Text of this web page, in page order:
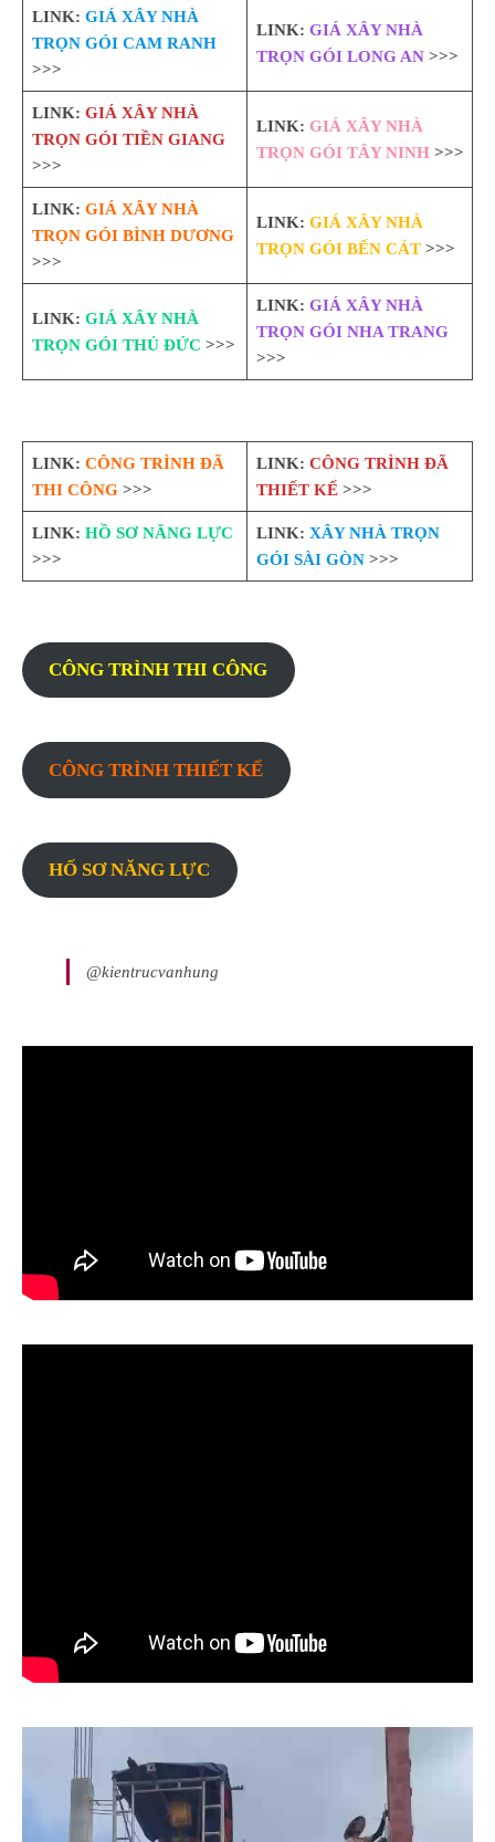
LINK: GIÁ XÂY NHÀ
TRỌN GÓI CAM RANH
>>>
LINK: GIÁ XÂY NHÀ
TRỌN GÓI LONG AN>>>
LINK: GIÁ XÂY NHÀ
TRỌN GÓI TIỀN GIANG
>>>
LINK: GIÁ XÂY NHÀ
TRỌN GÓI TÂY NINH>>>
LINK: GIÁ XÂY NHÀ
TRỌN GÓI BÌNH DƯƠNG
>>>
LINK: GIÁ XÂY NHÀ
TRỌN GÓI BẾN CÁT>>>
LINK: GIÁ XÂY NHÀ
TRỌN GÓI THỦ ĐỨC >>>
LINK: GIÁ XÂY NHÀ
TRỌN GÓI NHA TRANG
>>>
LINK: CÔNG TRÌNH ĐÃ
THI CÔNG>>>
LINK: CÔNG TRÌNH ĐÃ
THIẾT KẾ>>>
LINK: HỒ SƠ NĂNG LỰC
>>>
LINK: XÂY NHÀ TRỌN
GÓI SÀI GÒN>>>
CÔNG TRÌNH THI CÔNG
CÔNG TRÌNH THIẾT KẾ
HỐ SƠ NĂNG LỰC
@kientrucvanhung